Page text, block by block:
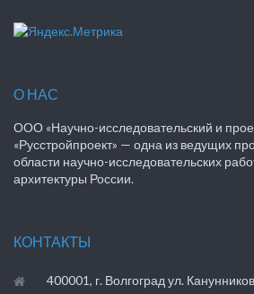
О НАС
ООО «Научно-исследовательский и
«Русстройпроект» — одна из ведущих
области научно-исследовательских
архитектуры России.
КОНТАКТЫ
400001, г. Волгоград ул.